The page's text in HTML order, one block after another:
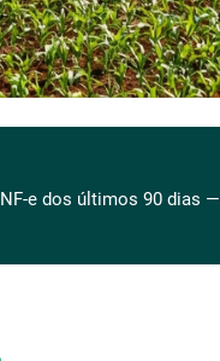
e dos últimos 90 dias —